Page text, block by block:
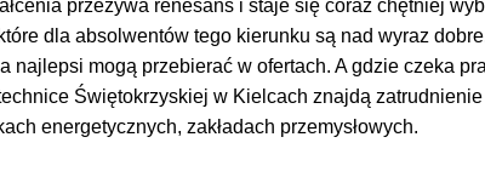
przeżywa renesans i staje się coraz chętniej
dla absolwentów tego kierunku są nad wyraz
najlepsi mogą przebierać w ofertach. A gdzie czeka
Świętokrzyskiej w Kielcach znajdą
energetycznych, zakładach przemysłowych.